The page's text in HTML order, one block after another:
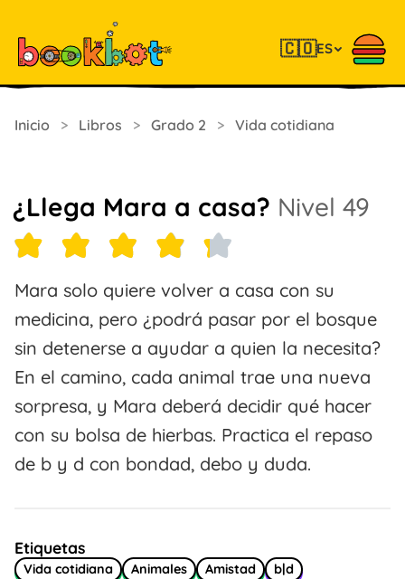
🇨🇴ES
Inicio > Libros > Grado 2 > Vida cotidiana
¿Llega Mara a casa? Nivel 49
Mara solo quiere volver a casa con su
medicina, pero ¿podrá pasar por el bosque
sin detenerse a ayudar a quien la necesita?
En el camino, cada animal trae una nueva
sorpresa, y Mara deberá decidir qué hacer
con su bolsa de hierbas. Practica el repaso
de b y d con bondad, debo y duda.
Etiquetas
Vida cotidiana Animales Amistad b|d